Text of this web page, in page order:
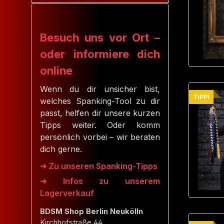
Besuch uns vor Ort –
oder informiere dich
online
Wenn du dir unsicher bist,
welches Spanking-Tool zu dir
passt, helfen dir unsere kurzen
Tipps weiter. Oder komm
persönlich vorbei – wir beraten
dich gerne.
➜ Zu unseren Spanking-Tipps
➜ Infos zu unserem
Lagerverkauf
BDSM Shop Berlin Neukölln
TIPP!